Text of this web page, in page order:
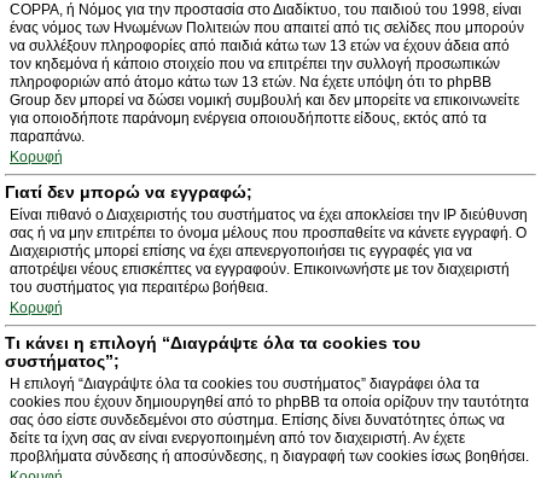
COPPA, ή Νόμος για την προστασία στο Διαδίκτυο, του παιδιού του 1998, είναι
ένας νόμος των Ηνωμένων Πολιτειών που απαιτεί από τις σελίδες που μπορούν
να συλλέξουν πληροφορίες από παιδιά κάτω των 13 ετών να έχουν άδεια από
τον κηδεμόνα ή κάποιο στοιχείο που να επιτρέπει την συλλογή προσωπικών
πληροφοριών από άτομο κάτω των 13 ετών. Να έχετε υπόψη ότι το phpBB
Group δεν μπορεί να δώσει νομική συμβουλή και δεν μπορείτε να επικοινωνείτε
για οποιοδήποτε παράνομη ενέργεια οποιουδήποττε είδους, εκτός από τα
παραπάνω.
Κορυφή
Γιατί δεν μπορώ να εγγραφώ;
Είναι πιθανό ο Διαχειριστής του συστήματος να έχει αποκλείσει την IP διεύθυνση
σας ή να μην επιτρέπει το όνομα μέλους που προσπαθείτε να κάνετε εγγραφή. Ο
Διαχειριστής μπορεί επίσης να έχει απενεργοποιήσει τις εγγραφές για να
αποτρέψει νέους επισκέπτες να εγγραφούν. Επικοινωνήστε με τον διαχειριστή
του συστήματος για περαιτέρω βοήθεια.
Κορυφή
Τι κάνει η επιλογή “Διαγράψτε όλα τα cookies του
συστήματος”;
Η επιλογή “Διαγράψτε όλα τα cookies του συστήματος” διαγράφει όλα τα
cookies που έχουν δημιουργηθεί από το phpBB τα οποία ορίζουν την ταυτότητα
σας όσο είστε συνδεδεμένοι στο σύστημα. Επίσης δίνει δυνατότητες όπως να
δείτε τα ίχνη σας αν είναι ενεργοποιημένη από τον διαχειριστή. Αν έχετε
προβλήματα σύνδεσης ή αποσύνδεσης, η διαγραφή των cookies ίσως βοηθήσει.